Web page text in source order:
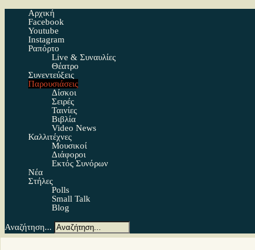
Αρχική
Facebook
Youtube
Instagram
Ραπόρτο
Live & Συναυλίες
Θέατρο
Συνεντεύξεις
Παρουσιάσεις
Δίσκοι
Σειρές
Ταινίες
Βιβλία
Video News
Καλλιτέχνες
Μουσικοί
Διάφοροι
Εκτός Συνόρων
Νέα
Στήλες
Polls
Small Talk
Blog
Αναζήτηση...